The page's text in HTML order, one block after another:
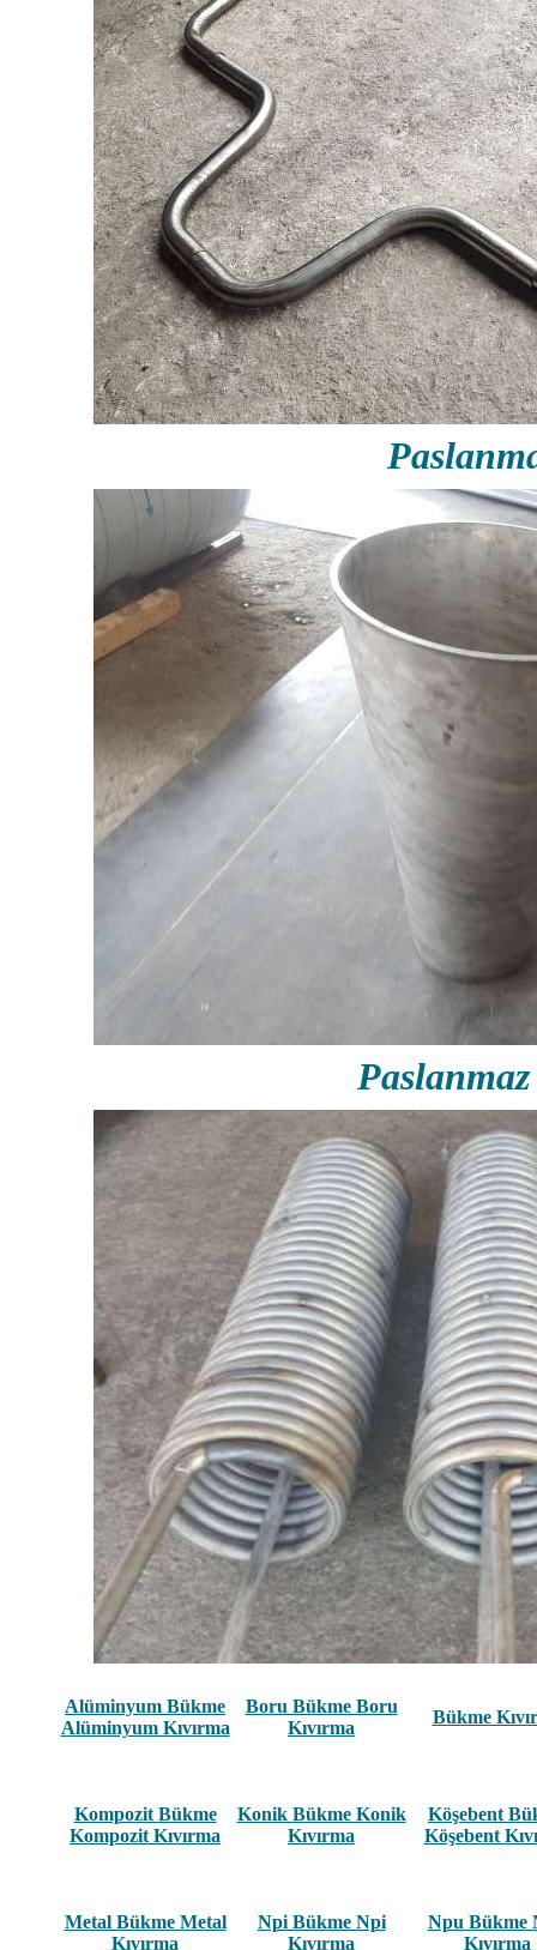
Alüminyum Bükme
Alüminyum Kıvırma
Boru Bükme Boru
Kıvırma
Bükme
Kompozit Bükme
Kompozit Kıvırma
Konik Bükme Konik
Kıvırma
Köşebent
Köşebent
Metal Bükme Metal
Kıvırma
Npi Bükme Npi
Kıvırma
Npu Bükme
Kıvırma